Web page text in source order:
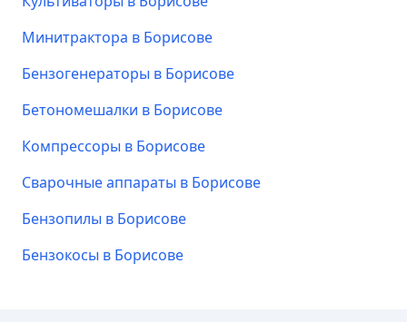
Минитрактора в Борисове
Бензогенераторы в Борисове
Бетономешалки в Борисове
Компрессоры в Борисове
Сварочные аппараты в Борисове
Бензопилы в Борисове
Бензокосы в Борисове